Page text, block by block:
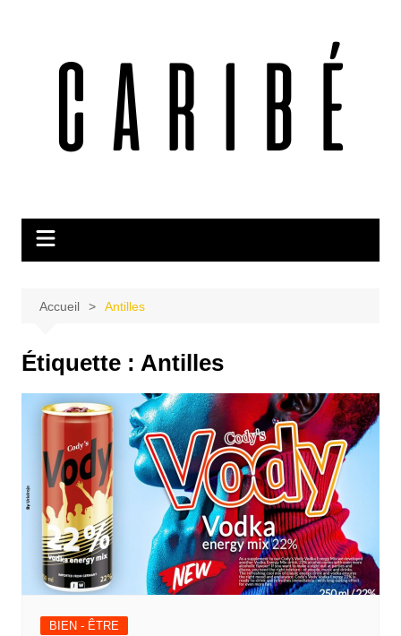
Accueil Antilles
Étiquette : Antilles
BIEN - ÊTRE